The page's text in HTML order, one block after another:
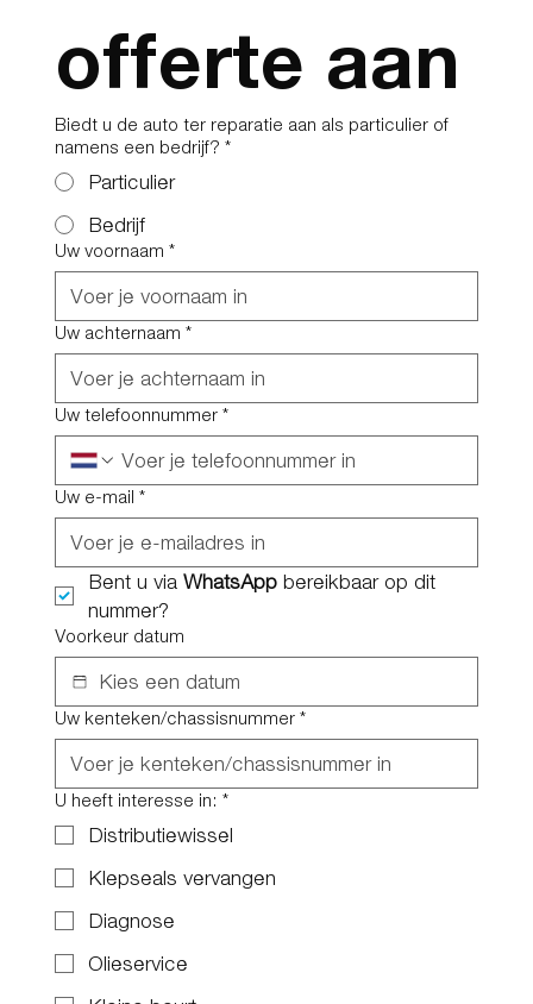
offerte aan
Biedt u de auto ter reparatie aan als particulier of
namens een bedrijf? *
Particulier
Bedrijf
Uw voornaam *
Uw achternaam *
Uw telefoonnummer *
Uw e-mail *
Bent u via WhatsApp bereikbaar op dit
nummer?
Voorkeur datum
Uw kenteken/chassisnummer *
U heeft interesse in: *
Distributiewissel
Klepseals vervangen
Diagnose
Olieservice